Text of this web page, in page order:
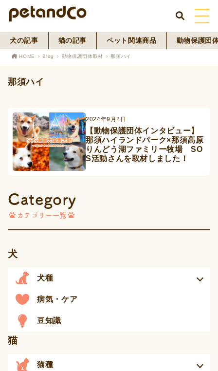
HOME
Blog
ペットフード事業
犬の記事 猫の記事 ペット関連商品 動物保護団
HOME Blog 動物保護団体取材 那須ハイ
那須ハイ
2024年9月2日
【動物保護団体インタビュー】
那須ハイランドパーク×那須高原
りんどう湖ファミリー牧場 SO
S活動さんを取材しました！
Category
カテゴリー一覧
犬
犬種
病気・ケア
豆知識
猫
猫種